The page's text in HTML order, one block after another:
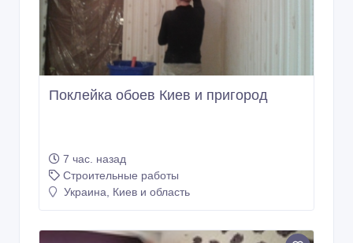
Поклейка обоев Киев и пригород
7 час. назад
Строительные работы
Украина, Киев и область